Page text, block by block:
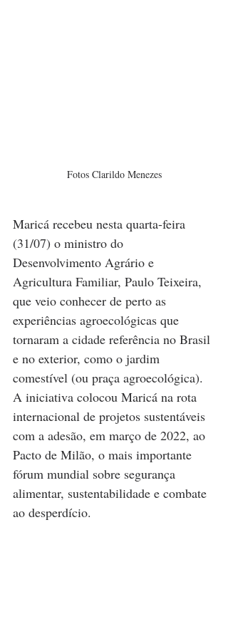
Fotos Clarildo Menezes
Maricá recebeu nesta quarta-feira
(31/07) o ministro do
Desenvolvimento Agrário e
Agricultura Familiar, Paulo Teixeira,
que veio conhecer de perto as
experiências agroecológicas que
tornaram a cidade referência no Brasil
e no exterior, como o jardim
comestível (ou praça agroecológica).
A iniciativa colocou Maricá na rota
internacional de projetos sustentáveis
com a adesão, em março de 2022, ao
Pacto de Milão, o mais importante
fórum mundial sobre segurança
alimentar, sustentabilidade e combate
ao desperdício.